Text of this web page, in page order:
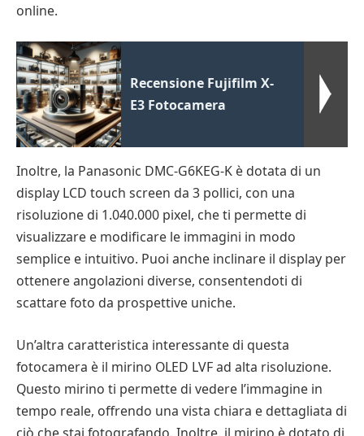
online.
Recensione Fujifilm X-
E3 Fotocamera
Inoltre, la Panasonic DMC-G6KEG-K è dotata di un
display LCD touch screen da 3 pollici, con una
risoluzione di 1.040.000 pixel, che ti permette di
visualizzare e modificare le immagini in modo
semplice e intuitivo. Puoi anche inclinare il display per
ottenere angolazioni diverse, consentendoti di
scattare foto da prospettive uniche.
Un’altra caratteristica interessante di questa
fotocamera è il mirino OLED LVF ad alta risoluzione.
Questo mirino ti permette di vedere l’immagine in
tempo reale, offrendo una vista chiara e dettagliata di
ciò che stai fotografando. Inoltre, il mirino è dotato di